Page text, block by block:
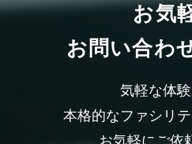
お気
お問い合わ
気軽な体験
本格的なファシリ
お気軽にご依